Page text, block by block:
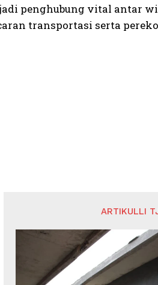
penghubung vital antar
transportasi serta
ARTIKULLI